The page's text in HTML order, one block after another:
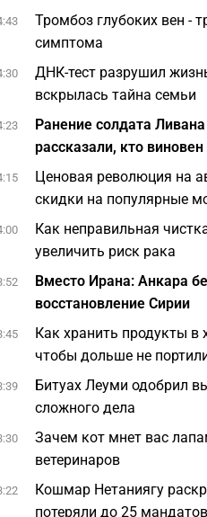
Тромбоз глубоких вен -
симптома
ДНК-тест разрушил
вскрылась тайна семьи
Ранение солдата
рассказали, кто виновен
Ценовая революция на
скидки на популярные
Как неправильная
увеличить риск рака
Вместо Ирана: Анкара
восстановление Сирии
Как хранить продукты в
чтобы дольше не
Битуах Леуми одобрил
сложного дела
Зачем кот мнет вас
ветеринаров
Кошмар Нетаниягу
потеряли до 25 мандатов